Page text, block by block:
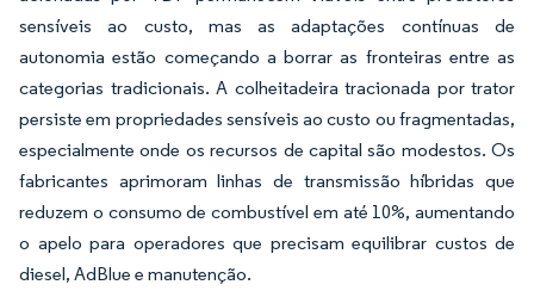
sensíveis ao custo, mas as adaptações contínuas de
autonomia estão começando a borrar as fronteiras entre as
categorias tradicionais. A colheitadeira tracionada por trator
persiste em propriedades sensíveis ao custo ou fragmentadas,
especialmente onde os recursos de capital são modestos. Os
fabricantes aprimoram linhas de transmissão híbridas que
reduzem o consumo de combustível em até 10%, aumentando
o apelo para operadores que precisam equilibrar custos de
diesel, AdBlue e manutenção.